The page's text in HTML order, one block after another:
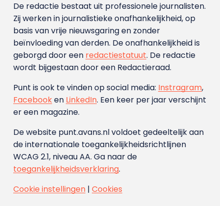
De redactie bestaat uit professionele journalisten.
Zij werken in journalistieke onafhankelijkheid, op
basis van vrije nieuwsgaring en zonder
beïnvloeding van derden. De onafhankelijkheid is
geborgd door een redactiestatuut. De redactie
wordt bijgestaan door een Redactieraad.
Punt is ook te vinden op social media: Instragram,
Facebooken LinkedIn. Een keer per jaar verschijnt
er een magazine.
De website punt.avans.nl voldoet gedeeltelijk aan
de internationale toegankelijkheidsrichtlijnen
WCAG 2.1, niveau AA. Ga naar de
toegankelijkheidsverklaring.
Cookie instellingen| Cookies